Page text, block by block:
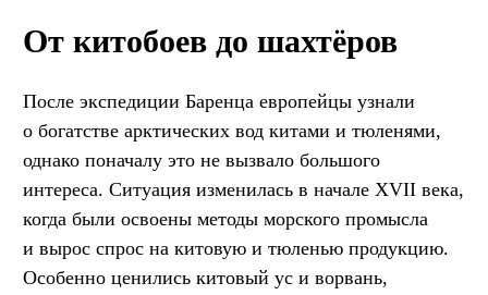
От китобоев до шахтёров
После экспедиции Баренца европейцы узнали
о богатстве арктических вод китами и тюленями,
однако поначалу это не вызвало большого
интереса. Ситуация изменилась в начале XVII века,
когда были освоены методы морского промысла
и вырос спрос на китовую и тюленью продукцию.
Особенно ценились китовый ус и ворвань,